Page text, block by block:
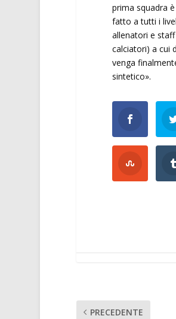
prima squadra
fatto a tutti i
allenatori e
calciatori) a cui
venga
sintetico».
PRECEDENTE